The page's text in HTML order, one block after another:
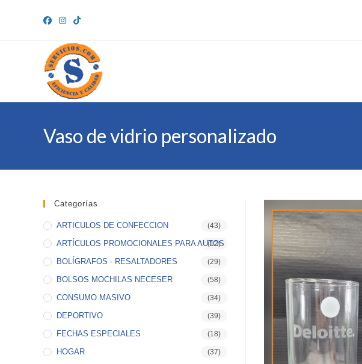
Vaso de vidrio personalizado
Categorías
ARTICULOS DE CONFECCION (43)
ARTÍCULOS PROMOCIONALES PARA AUTOS
(12)
BOLÍGRAFOS - RESALTADORES (29)
BOLSOS MOCHILAS NECESER (58)
CONSUMO MASIVO (34)
DEPORTIVO (39)
FECHAS ESPECIALES (18)
HOGAR (37)